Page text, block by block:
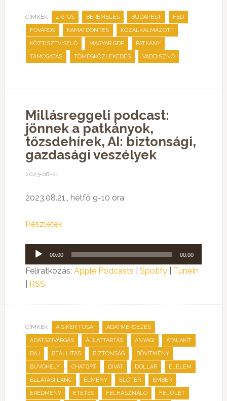
CÍMKÉK: 4-6-OS , BÉREMELÉS , BUDAPEST , FED ,
FŐVÁROS , KAMATDÖNTÉS , KÖZALKALMAZOTT ,
KÖZTISZTVISELŐ , MAGYAR GDP , PATKÁNY ,
TÁMOGATÁS , TÖMEGKÖZLEKEDÉS , VADDISZNÓ
Millásreggeli podcast:
jönnek a patkányok,
tőzsdehírek, AI: biztonsági,
gazdasági veszélyek
2023-08-21
2023.08.21., hétfő 9-10 óra
Részletek
Audió
lejátszó
00:00 00:00
Feliratkozás: Apple Podcasts Spotify| TuneIn
RSS
CÍMKÉK: A SIKER TUSÁI , ADATMÉRGEZÉS ,
ADATSZIVÁRGÁS , ÁLLATTARTÁS , ANYAGI , ÁTALAKÍT ,
BAJ , BEÁLLÍTÁS , BIZTONSÁG , BŐVÍTMÉNY ,
BÚVÓHELY , CHATGPT , DIVAT , DOLLÁR , ÉLELEM ,
ELLÁTÁSI LÁNC , ÉLMÉNY , ELŐTÉR , EMBER ,
EREDMÉNY , ETETÉS , FELHASZNÁLÓ , FELÜLET ,